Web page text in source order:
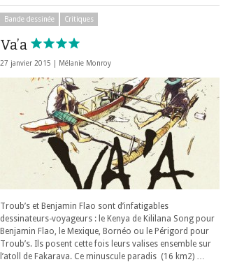
Bande dessinée Critiques
Va’a
27 janvier 2015 | Mélanie Monroy
Troub’s et Benjamin Flao sont d’infatigables
dessinateurs-voyageurs : le Kenya de Kililana Song pour
Benjamin Flao, le Mexique, Bornéo ou le Périgord pour
Troub’s. Ils posent cette fois leurs valises ensemble sur
l’atoll de Fakarava. Ce minuscule paradis (16 km2) …